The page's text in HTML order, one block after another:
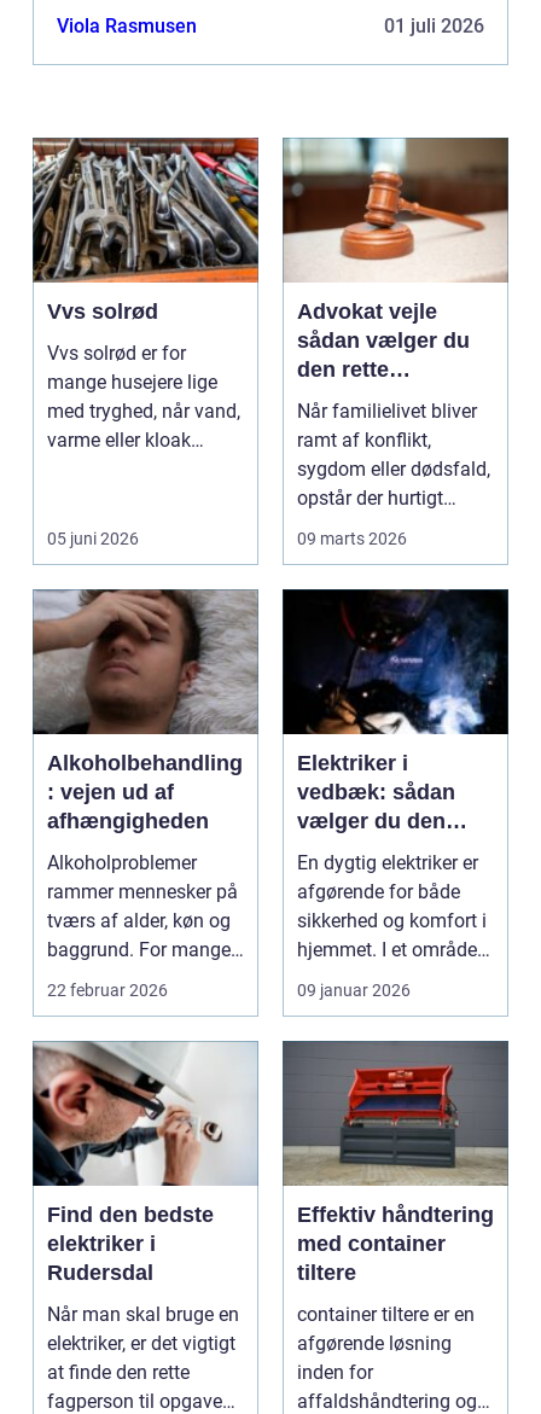
Vi taler om – som du nok kunne gætte på...
Viola Rasmusen 01 juli 2026
Vvs solrød
Vvs solrød er for
mange husejere lige
med tryghed, når vand,
varme eller kloak
05 juni 2026
Advokat vejle
sådan vælger du
den rette
familieretsadvokat
Når familielivet bliver
ramt af konflikt,
sygdom eller dødsfald,
opstår der hurtigt
09 marts 2026
Alkoholbehandling
: vejen ud af
afhængigheden
Alkoholproblemer
rammer mennesker på
tværs af alder, køn og
baggrund. For mange
22 februar 2026
Elektriker i
vedbæk: sådan
vælger du den
rette fagmand til
opgaven
En dygtig elektriker er
afgørende for både
sikkerhed og komfort i
hjemmet. I et område
som Vedbæk, h...
09 januar 2026
Find den bedste
elektriker i
Rudersdal
Når man skal bruge en
elektriker, er det vigtigt
at finde den rette
fagperson til opgaven.
Effektiv håndtering
med container
tiltere
container tiltere er en
afgørende løsning
inden for
affaldshåndtering og